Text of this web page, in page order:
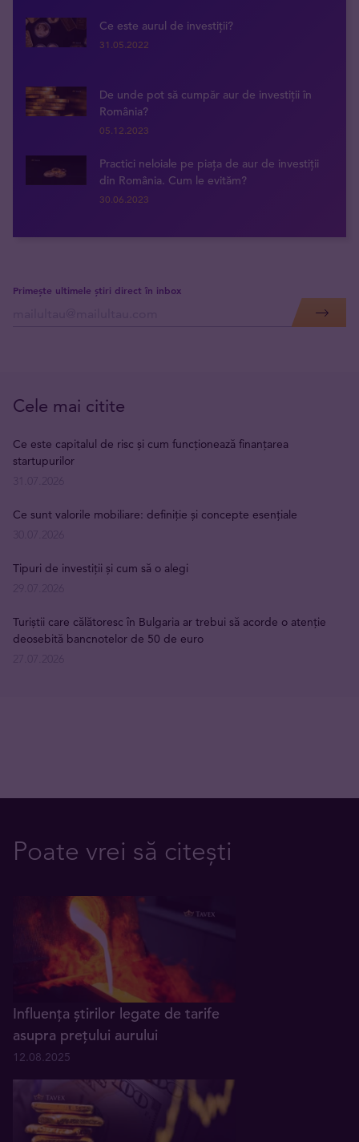
Ce este aurul de investiții?
31.05.2022
De unde pot să cumpăr aur de investiții în
România?
05.12.2023
Practici neloiale pe piața de aur de investiții
din România. Cum le evităm?
30.06.2023
Primește ultimele știri direct în inbox
Cele mai citite
Ce este capitalul de risc și cum funcționează finanțarea
startupurilor
Ce sunt valorile mobiliare: definiție și concepte esențiale
Tipuri de investiții și cum să o alegi
Turiștii care călătoresc în Bulgaria ar trebui să acorde o atenție
deosebită bancnotelor de 50 de euro
Poate vrei să citești
Influența știrilor legate de tarife
asupra prețului aurului
12.08.2025